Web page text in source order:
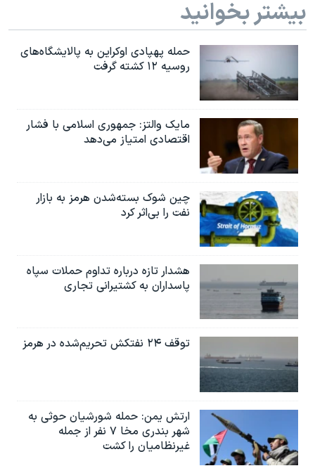
بیشتر بخوانید
حمله پهپادی اوکراین به پالایشگاه‌های
روسیه ۱۲ کشته گرفت
مایک والتز: جمهوری اسلامی با فشار
اقتصادی امتیاز می‌دهد
چین شوک بسته‌شدن هرمز به بازار
نفت را بی‌اثر کرد
هشدار تازه درباره تداوم حملات سپاه
پاسداران به کشتیرانی تجاری
توقف ۲۴ نفتکش تحریم‌شده در هرمز
ارتش یمن: حمله شورشیان حوثی به
شهر بندری مخا ۷ نفر از جمله
غیرنظامیان را کشت